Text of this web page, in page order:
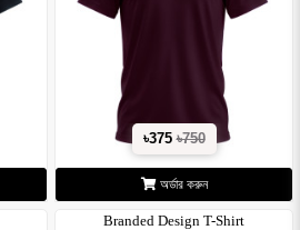
৳375৳750
অর্ডার করুন
Branded Design T-Shirt